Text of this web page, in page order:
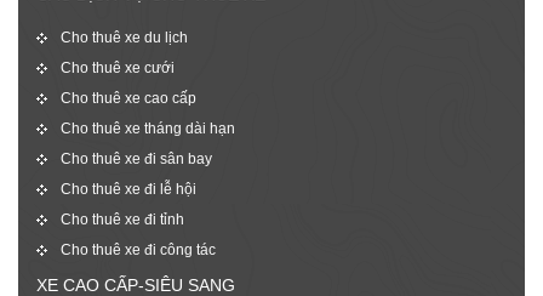
Cho thuê xe du lịch
Cho thuê xe cưới
Cho thuê xe cao cấp
Cho thuê xe tháng dài hạn
Cho thuê xe đi sân bay
Cho thuê xe đi lễ hội
Cho thuê xe đi tỉnh
Cho thuê xe đi công tác
XE CAO CẤP-SIÊU SANG